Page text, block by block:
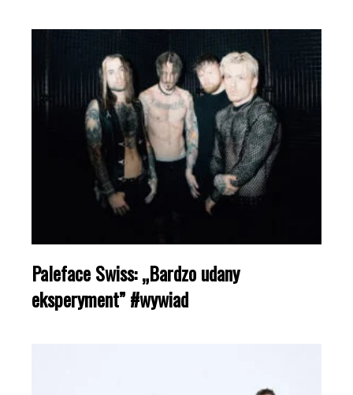
Paleface Swiss: „Bardzo udany
eksperyment” #wywiad